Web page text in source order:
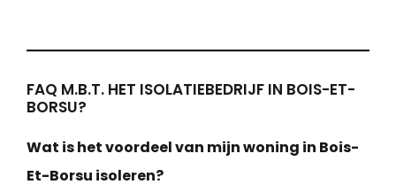
FAQ M.B.T. HET ISOLATIEBEDRIJF IN BOIS-ET-
BORSU?
Wat is het voordeel van mijn woning in Bois-
Et-Borsu isoleren?